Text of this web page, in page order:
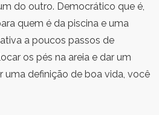
do outro. Democrático que é,
quem é da piscina e uma
a poucos passos de
os pés na areia e dar um
uma definição de boa vida, você